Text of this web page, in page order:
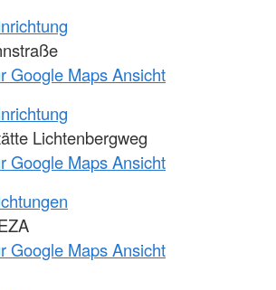
Google Maps Ansicht
Lichtenbergweg
Google Maps Ansicht
Google Maps Ansicht